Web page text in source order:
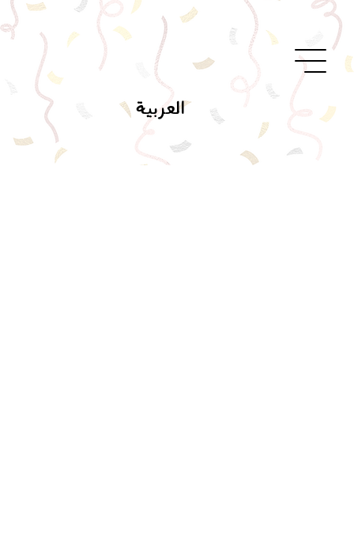
العربية